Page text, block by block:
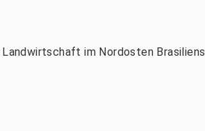
im Nordosten Brasiliens